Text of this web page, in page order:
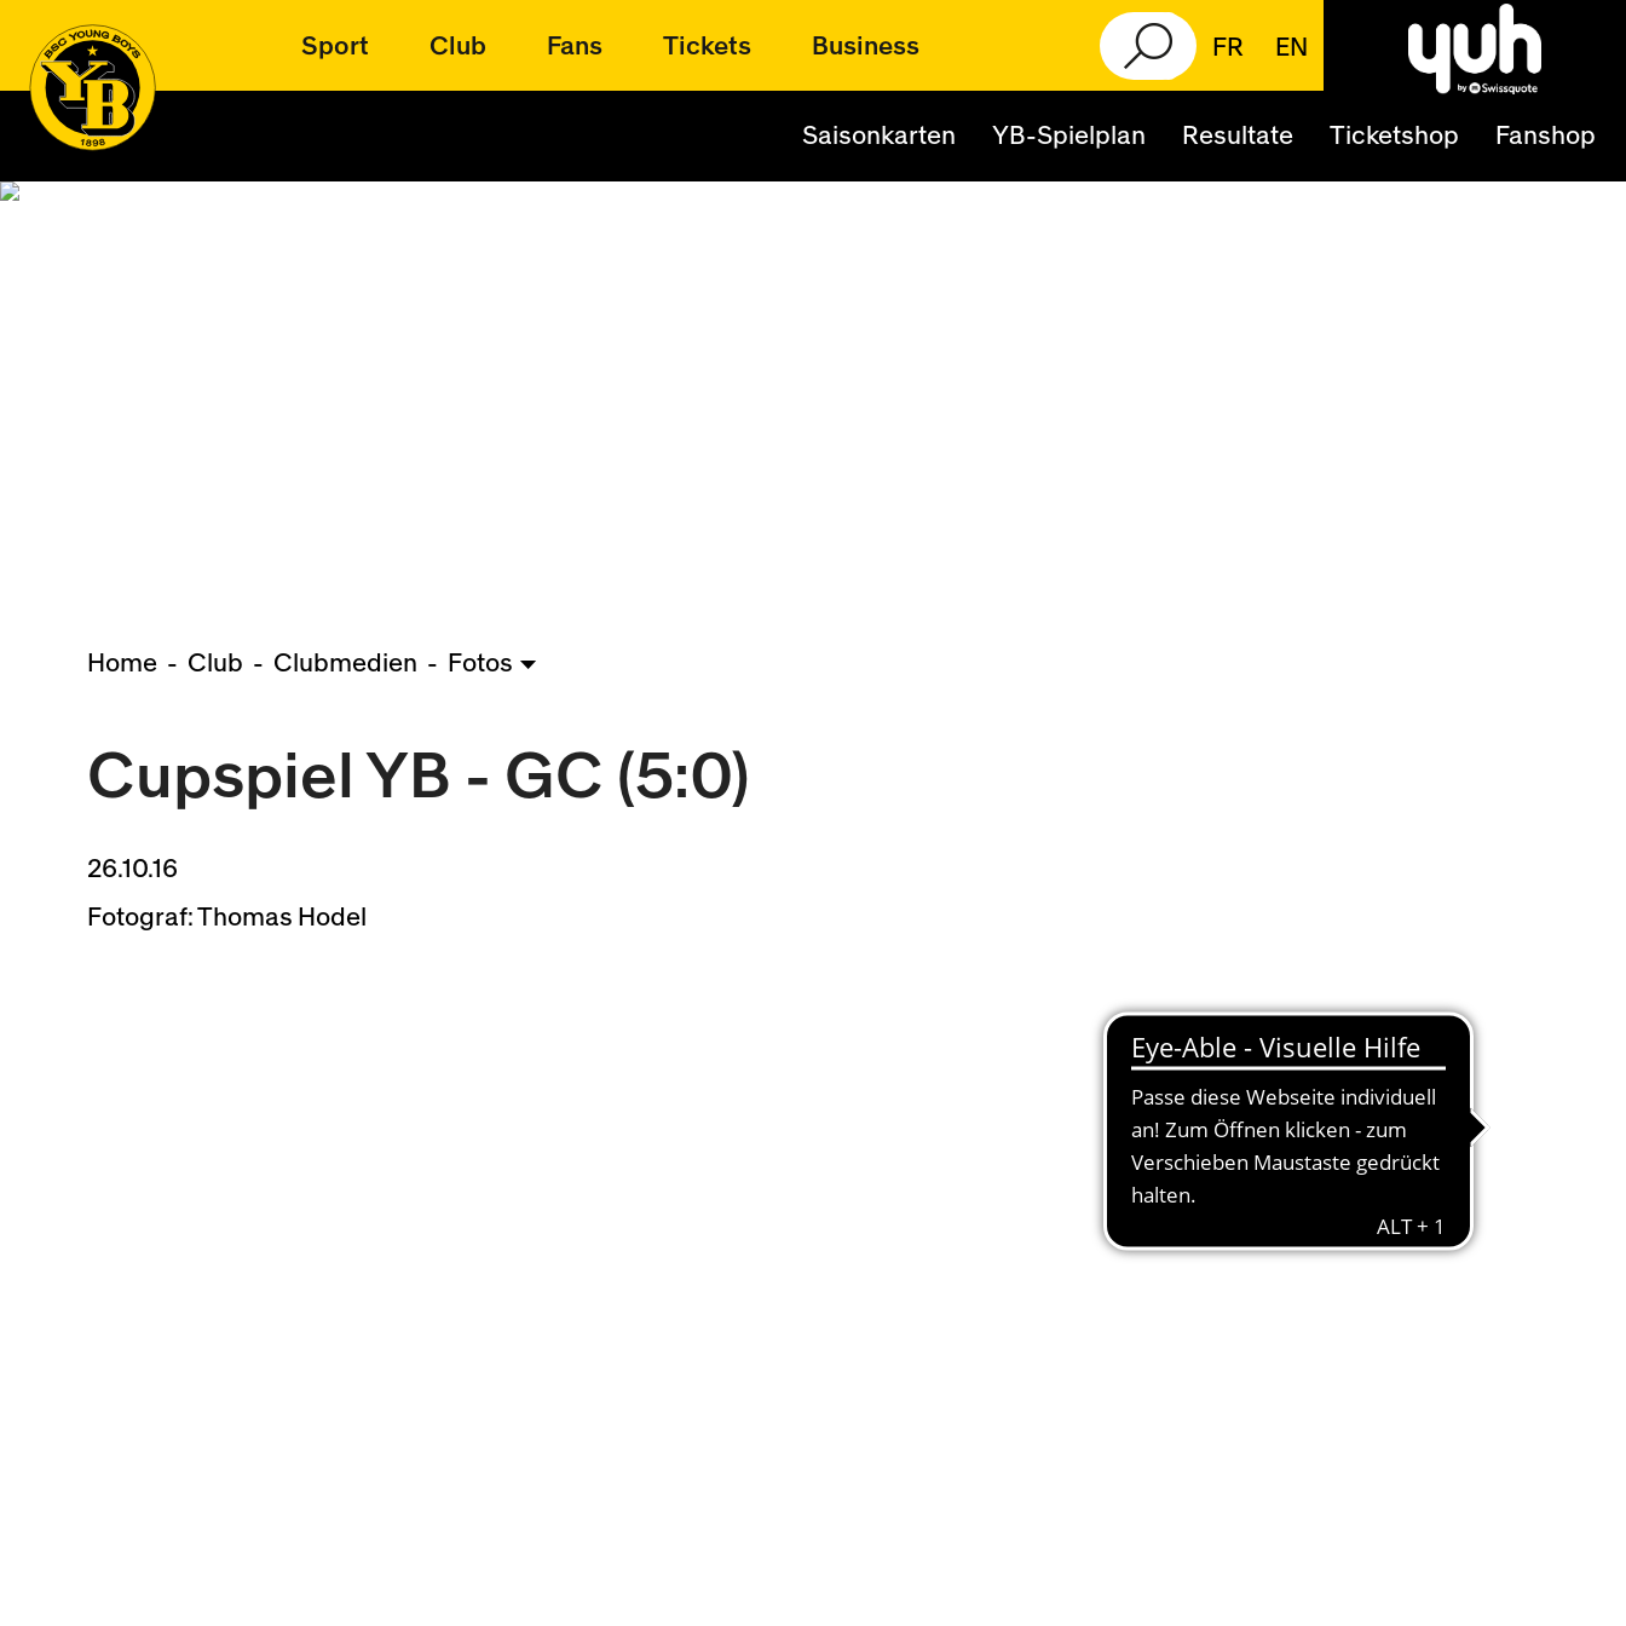
Sport Club Fans Tickets Business FR EN
Saisonkarten YB-Spielplan Resultate Ticketshop Fanshop
Home Club Clubmedien Fotos
Cupspiel YB - GC (5:0)
26.10.16
Fotograf: Thomas Hodel